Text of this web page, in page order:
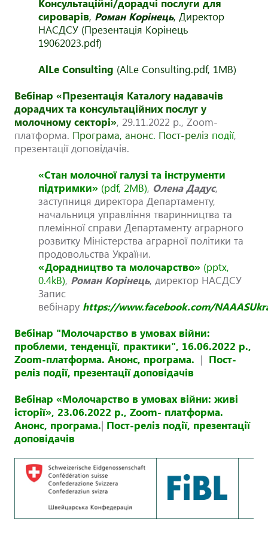
Консультаційні/дорадчі послуги для
сироварів, Роман Корінець, Директор
НАСДСУ (Презентація Корінець
19062023.pdf)
AlLe Consulting (AlLe Consulting.pdf, 1MB)
Вебінар «Презентація Каталогу надавачів
дорадчих та консультаційних послуг у
молочному секторі», 29.11.2022 р., Zoom-
платформа. Програма, анонс. Пост-реліз події,
презентації доповідачів.
«Стан молочної галузі та інструменти
підтримки»(pdf, 2MB), Олена Дадус,
заступниця директора Департаменту,
начальниця управління тваринництва та
племінної справи Департаменту аграрного
розвитку Міністерства аграрної політики та
продовольства України.
«Дорадництво та молочарство»(pptx,
0.4kB), Роман Корінець, директор НАСДСУ
Запис
вебінару https://www.facebook.com/
Вебінар "Молочарство в умовах війни:
проблеми, тенденції, практики", 16.06.2022 р.,
Zoom-платформа. Анонс, програма. | Пост-
реліз події, презентації доповідачів
Вебінар «Молочарство в умовах війни: живі
історії», 23.06.2022 р., Zoom- платформа.
Анонс, програма.| Пост-реліз події, презентації
доповідачів